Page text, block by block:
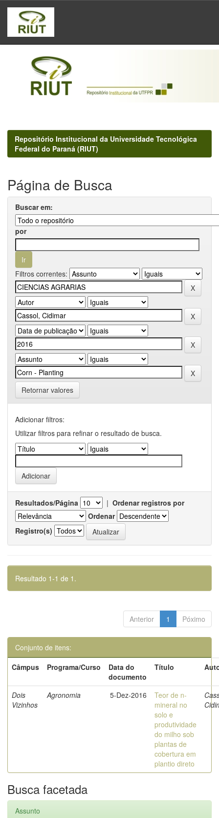
Skip
navigation
Repositório Institucional da Universidade Tecnológica
Federal do Paraná (RIUT)
Página de Busca
Buscar em:
por
Filtros correntes:
Retornar valores
Adicionar filtros:
Utilizar filtros para refinar o resultado de busca.
Resultados/Página | Ordenar registros por
Ordenar
Registro(s)
Resultado 1-1 de 1.
Anterior 1 Póximo
Conjunto de itens:
Câmpus
Programa/Curso
Data do
documento
Título
Dois
Vizinhos
Agronomia 5-Dez-2016
Teor de n-
mineral no
solo e
produtividade
do milho sob
plantas de
cobertura em
plantio direto
Busca facetada
Assunto